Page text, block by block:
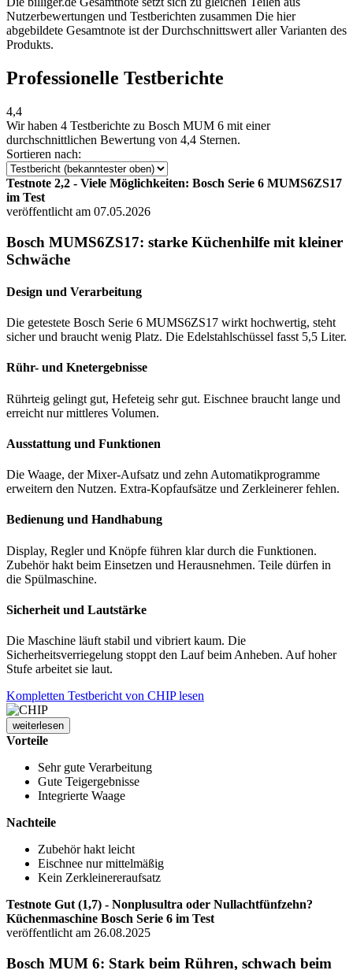
Nutzerbewertungen und Testberichten zusammen Die hier
abgebildete Gesamtnote ist der Durchschnittswert aller Varianten des
Produkts.
Professionelle Testberichte
4,4
Wir haben 4 Testberichte zu Bosch MUM 6 mit einer
durchschnittlichen Bewertung von 4,4 Sternen.
Sortieren nach:
Testnote 2,2 - Viele Möglichkeiten: Bosch Serie 6 MUMS6ZS17
im Test
veröffentlicht am 07.05.2026
Bosch MUMS6ZS17: starke Küchenhilfe mit kleiner
Schwäche
Design und Verarbeitung
Die getestete Bosch Serie 6 MUMS6ZS17 wirkt hochwertig, steht
sicher und braucht wenig Platz. Die Edelstahlschüssel fasst 5,5 Liter.
Rühr- und Knetergebnisse
Rührteig gelingt gut, Hefeteig sehr gut. Eischnee braucht lange und
erreicht nur mittleres Volumen.
Ausstattung und Funktionen
Die Waage, der Mixer-Aufsatz und zehn Automatikprogramme
erweitern den Nutzen. Extra-Kopfaufsätze und Zerkleinerer fehlen.
Bedienung und Handhabung
Display, Regler und Knöpfe führen klar durch die Funktionen.
Zubehör hakt beim Einsetzen und Herausnehmen. Teile dürfen in
die Spülmaschine.
Sicherheit und Lautstärke
Die Maschine läuft stabil und vibriert kaum. Die
Sicherheitsverriegelung stoppt den Lauf beim Anheben. Auf hoher
Stufe arbeitet sie laut.
Kompletten Testbericht von CHIP lesen
weiterlesen
Vorteile
Sehr gute Verarbeitung
Gute Teigergebnisse
Integrierte Waage
Nachteile
Zubehör hakt leicht
Eischnee nur mittelmäßig
Kein Zerkleinereraufsatz
Testnote Gut (1,7) - Nonplusultra oder Nullachtfünfzehn?
Küchenmaschine Bosch Serie 6 im Test
veröffentlicht am 26.08.2025
Bosch MUM 6: Stark beim Rühren, schwach beim